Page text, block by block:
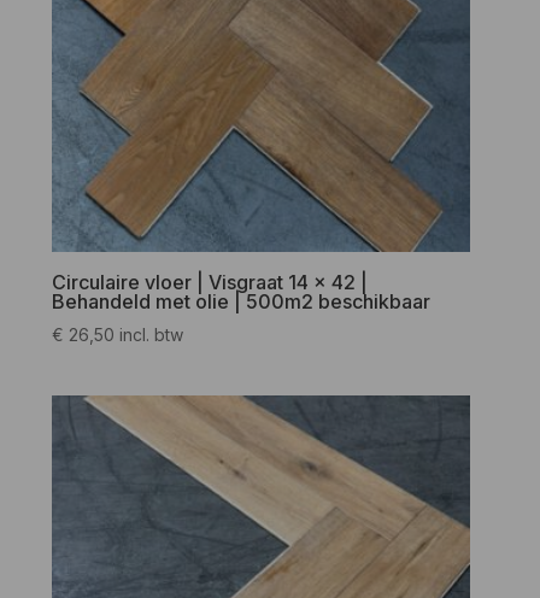
Circulaire vloer | Visgraat 14 x 42 |
Behandeld met olie | 500m2 beschikbaar
€ 26,50 incl. btw